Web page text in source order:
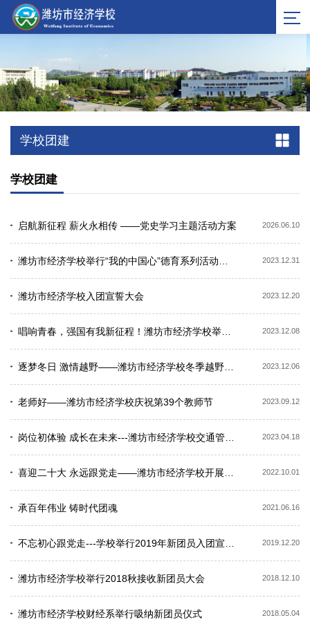
学校团建
学校团建
启航新征程 薪火永相传 ——党史学习主题活动方案 2026.06.10
2023.12.31
潍坊市经济学校入团宣誓大会 2023.12.20
唱响青春，强国有我新征程！潍坊市经济学校举办“我的中国心”合唱比赛 2023.12.08
逐梦冬日 激情越野——潍坊市经济学校冬季越野赛点燃冬日激情 2023.12.06
老师好——潍坊市经济学校庆祝第39个教师节 2023.09.12
2023.04.18
2022.10.01
承百年伟业 铸时代团魂 2021.06.16
2019.12.20
潍坊市经济学校举行2018秋接收新团员大会 2018.12.10
潍坊市经济学校财经系举行吸纳新团员仪式 2018.05.04